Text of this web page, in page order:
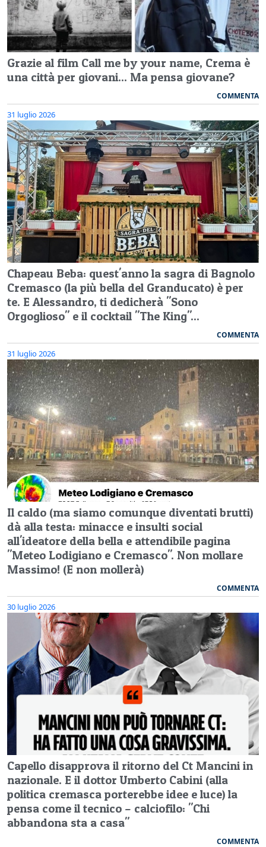
Grazie al film Call me by your name, Crema è
una città per giovani... Ma pensa giovane?
COMMENTA
31 luglio 2026
Chapeau Beba: quest'anno la sagra di Bagnolo
Cremasco (la più bella del Granducato) è per
te. E Alessandro, ti dedicherà "Sono
Orgoglioso" e il cocktail "The King"...
COMMENTA
31 luglio 2026
Il caldo (ma siamo comunque diventati brutti)
dà alla testa: minacce e insulti social
all'ideatore della bella e attendibile pagina
"Meteo Lodigiano e Cremasco". Non mollare
Massimo! (E non mollerà)
COMMENTA
30 luglio 2026
Capello disapprova il ritorno del Ct Mancini in
nazionale. E il dottor Umberto Cabini (alla
politica cremasca porterebbe idee e luce) la
pensa come il tecnico – calciofilo: "Chi
abbandona sta a casa"
COMMENTA